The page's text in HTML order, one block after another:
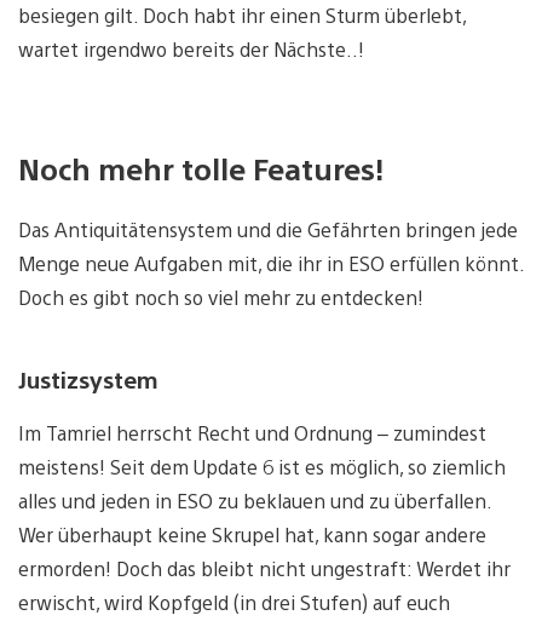
besiegen gilt. Doch habt ihr einen Sturm überlebt,
wartet irgendwo bereits der Nächste..!
Noch mehr tolle Features!
Das Antiquitätensystem und die Gefährten bringen jede
Menge neue Aufgaben mit, die ihr in ESO erfüllen könnt.
Doch es gibt noch so viel mehr zu entdecken!
Justizsystem
Im Tamriel herrscht Recht und Ordnung – zumindest
meistens! Seit dem Update 6 ist es möglich, so ziemlich
alles und jeden in ESO zu beklauen und zu überfallen.
Wer überhaupt keine Skrupel hat, kann sogar andere
ermorden! Doch das bleibt nicht ungestraft: Werdet ihr
erwischt, wird Kopfgeld (in drei Stufen) auf euch